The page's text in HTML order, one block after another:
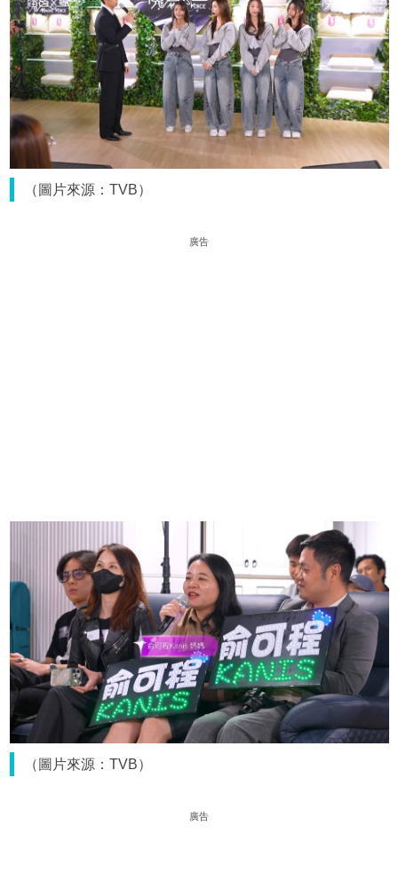
（圖片來源：TVB）
廣告
（圖片來源：TVB）
廣告